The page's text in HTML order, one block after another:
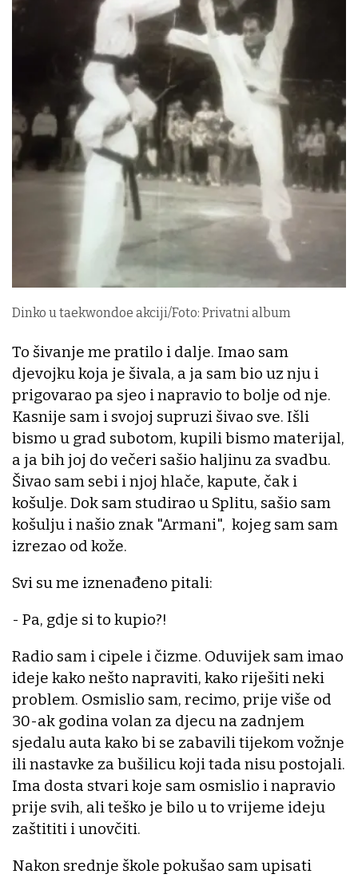
Dinko u taekwondoe akciji/Foto: Privatni album
To šivanje me pratilo i dalje. Imao sam
djevojku koja je šivala, a ja sam bio uz nju i
prigovarao pa sjeo i napravio to bolje od nje.
Kasnije sam i svojoj supruzi šivao sve. Išli
bismo u grad subotom, kupili bismo materijal,
a ja bih joj do večeri sašio haljinu za svadbu.
Šivao sam sebi i njoj hlače, kapute, čak i
košulje. Dok sam studirao u Splitu, sašio sam
košulju i našio znak "Armani", kojeg sam sam
izrezao od kože.
Svi su me iznenađeno pitali:
- Pa, gdje si to kupio?!
Radio sam i cipele i čizme. Oduvijek sam imao
ideje kako nešto napraviti, kako riješiti neki
problem. Osmislio sam, recimo, prije više od
30-ak godina volan za djecu na zadnjem
sjedalu auta kako bi se zabavili tijekom vožnje
ili nastavke za bušilicu koji tada nisu postojali.
Ima dosta stvari koje sam osmislio i napravio
prije svih, ali teško je bilo u to vrijeme ideju
zaštititi i unovčiti.
Nakon srednje škole pokušao sam upisati